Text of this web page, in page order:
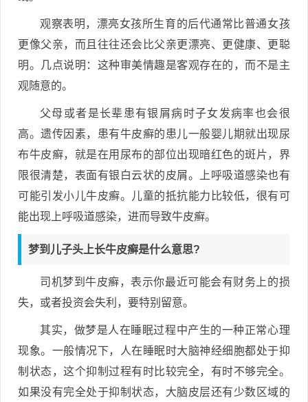
观察表明，漂亮女孩所生育的后代通常比普通女孩
更像父亲，而且往往还会比父亲更漂亮、更健康、更聪
明。几点说明：这种审美情趣是客观存在的，而不是主
观随意的。
父母或者是长辈患有银屑病时子女发病率也会很
高。遗传因素，患有牛皮癣的患儿一般婴儿期就出现尿
布牛皮癣，就是在用尿布的部位出现暗红色的斑片，界
限很清楚，表面有银白云状的皮屑。上呼吸道感染也有
可能引发小儿牛皮癣。儿童的抵抗能力比较低，很有可
能出现上呼吸道感染，进而导致牛皮癣。
梦到儿子头上长牛皮癣是什么意思?
司机梦到牛皮癣，表示你最近可能会有财务上的损
失，或者投资会失利，要特别留意。
其实，做梦是人在睡眠过程中产生的一种正常心理
现象。一般情况下，人在睡眠时大脑神经细胞都处于抑
制状态，这个抑制过程有时比较完全，有时不够完全。
如果没有完全处于抑制状态，大脑皮层还有少数区域的